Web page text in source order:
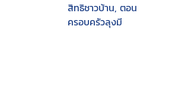
สิทธิชาวบ้าน, ตอน
ครอบครัวลุงมี